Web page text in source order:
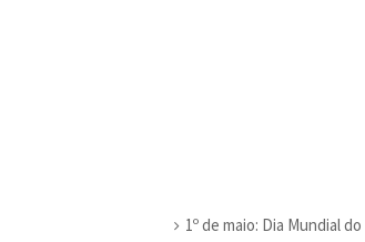
1º de maio: Dia Mundial